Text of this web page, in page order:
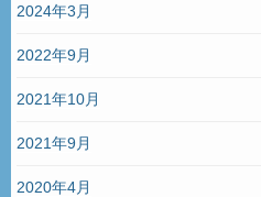
2024年3月
2022年9月
2021年10月
2021年9月
2020年4月